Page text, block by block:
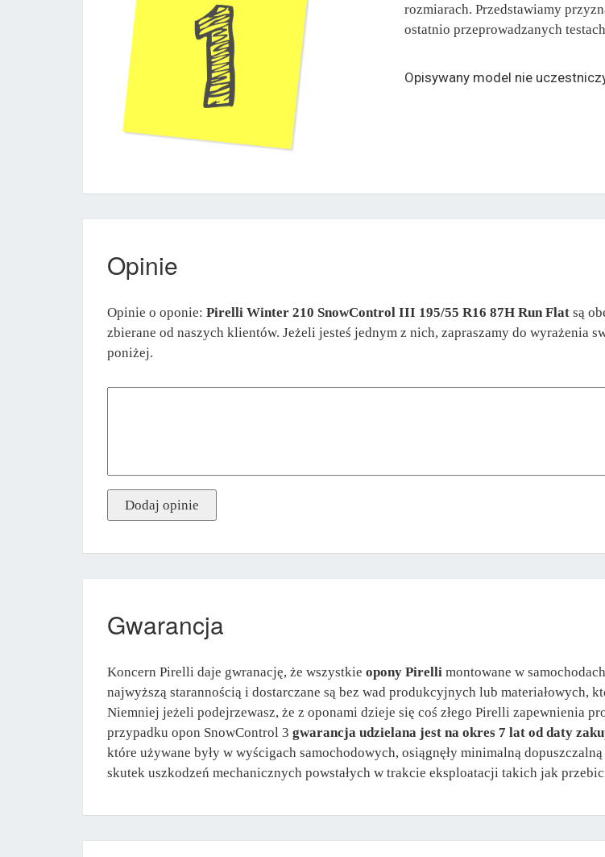
rozmiarach. Przedstawiamy
ostatnio przeprowadzanych
Opisywany model nie
Opinie
Opinie o oponie: Pirelli Winter 210 SnowControl III 195/55 R16 87H Run Flat są
zbierane od naszych klientów. Jeżeli jesteś jednym z nich, zapraszamy do wyrażenia
poniżej.
Gwarancja
Koncern Pirelli daje gwranację, że wszystkie opony Pirelli montowane w
najwyższą starannością i dostarczane są bez wad produkcyjnych lub materiałowych,
Niemniej jeżeli podejrzewasz, że z oponami dzieje się coś złego Pirelli zapewnienia
przypadku opon SnowControl 3 gwarancja udzielana jest na okres 7 lat od daty
które używane były w wyścigach samochodowych, osiągnęły minimalną
skutek uszkodzeń mechanicznych powstałych w trakcie eksploatacji takich jak